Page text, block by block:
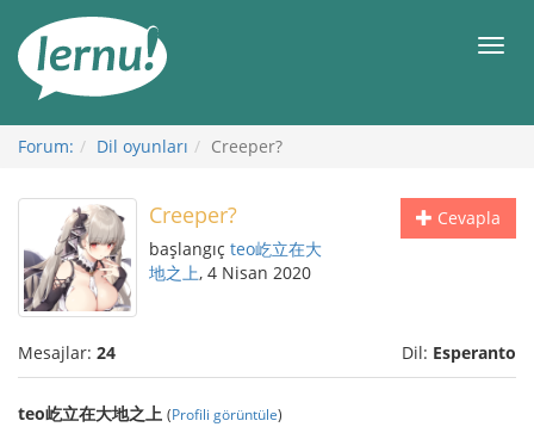
Görüntüleme
Forum: Dil oyunları Creeper?
Cevapla
Creeper?
başlangıç teo屹立在大
地之上, 4 Nisan 2020
Mesajlar: 24 Dil: Esperanto
teo屹立在大地之上 (Profili görüntüle)